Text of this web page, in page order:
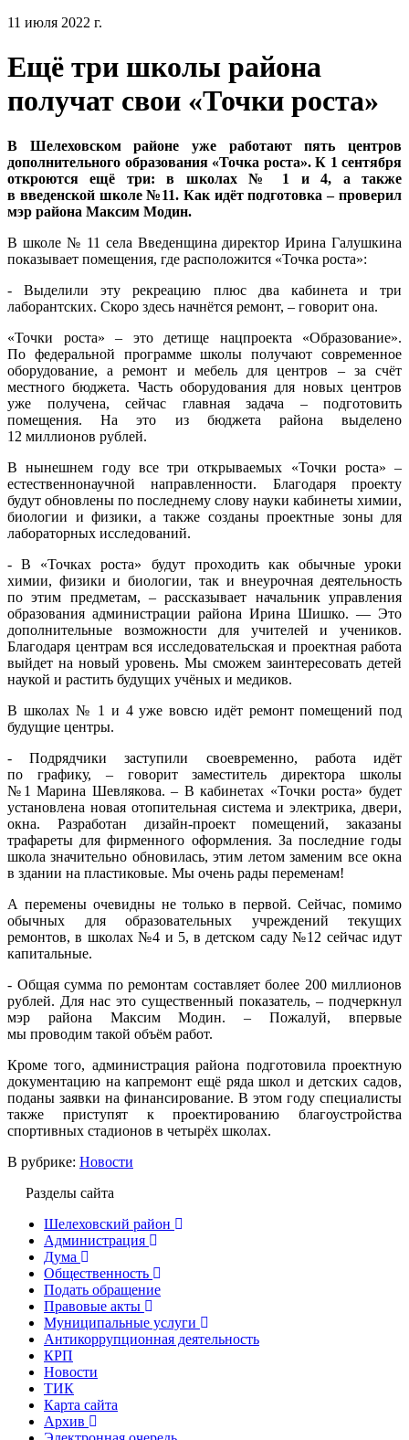
11 июля 2022 г.
Ещё три школы района
получат свои «Точки роста»
В Шелеховском районе уже работают пять центров
дополнительного образования «Точка роста». К 1 сентября
откроются ещё три: в школах № 1 и 4, а также
в введенской школе №11. Как идёт подготовка – проверил
мэр района Максим Модин.
В школе № 11 села Введенщина директор Ирина Галушкина
показывает помещения, где расположится «Точка роста»:
- Выделили эту рекреацию плюс два кабинета и три
лаборантских. Скоро здесь начнётся ремонт, – говорит она.
«Точки роста» – это детище нацпроекта «Образование».
По федеральной программе школы получают современное
оборудование, а ремонт и мебель для центров – за счёт
местного бюджета. Часть оборудования для новых центров
уже получена, сейчас главная задача – подготовить
помещения. На это из бюджета района выделено
12 миллионов рублей.
В нынешнем году все три открываемых «Точки роста» –
естественнонаучной направленности. Благодаря проекту
будут обновлены по последнему слову науки кабинеты химии,
биологии и физики, а также созданы проектные зоны для
лабораторных исследований.
- В «Точках роста» будут проходить как обычные уроки
химии, физики и биологии, так и внеурочная деятельность
по этим предметам, – рассказывает начальник управления
образования администрации района Ирина Шишко. — Это
дополнительные возможности для учителей и учеников.
Благодаря центрам вся исследовательская и проектная работа
выйдет на новый уровень. Мы сможем заинтересовать детей
наукой и растить будущих учёных и медиков.
В школах № 1 и 4 уже вовсю идёт ремонт помещений под
будущие центры.
- Подрядчики заступили своевременно, работа идёт
по графику, – говорит заместитель директора школы
№1 Марина Шевлякова. – В кабинетах «Точки роста» будет
установлена новая отопительная система и электрика, двери,
окна. Разработан дизайн-проект помещений, заказаны
трафареты для фирменного оформления. За последние годы
школа значительно обновилась, этим летом заменим все окна
в здании на пластиковые. Мы очень рады переменам!
А перемены очевидны не только в первой. Сейчас, помимо
обычных для образовательных учреждений текущих
ремонтов, в школах №4 и 5, в детском саду №12 сейчас идут
капитальные.
- Общая сумма по ремонтам составляет более 200 миллионов
рублей. Для нас это существенный показатель, – подчеркнул
мэр района Максим Модин. – Пожалуй, впервые
мы проводим такой объём работ.
Кроме того, администрация района подготовила проектную
документацию на капремонт ещё ряда школ и детских садов,
поданы заявки на финансирование. В этом году специалисты
также приступят к проектированию благоустройства
спортивных стадионов в четырёх школах.
В рубрике: Новости
Разделы сайта
Шелеховский район
Администрация
Дума
Общественность
Подать обращение
Правовые акты
Муниципальные услуги
Антикоррупционная деятельность
КРП
Новости
ТИК
Карта сайта
Архив